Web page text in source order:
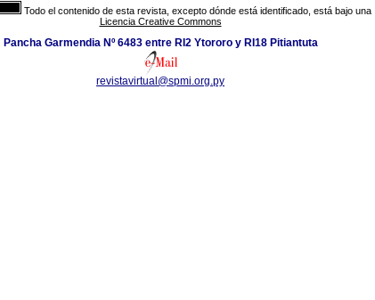
Todo el contenido de esta revista, excepto dónde está identificado, está bajo una
Licencia Creative Commons
Pancha Garmendia Nº 6483 entre RI2 Ytororo y RI18 Pitiantuta
revistavirtual@spmi.org.py